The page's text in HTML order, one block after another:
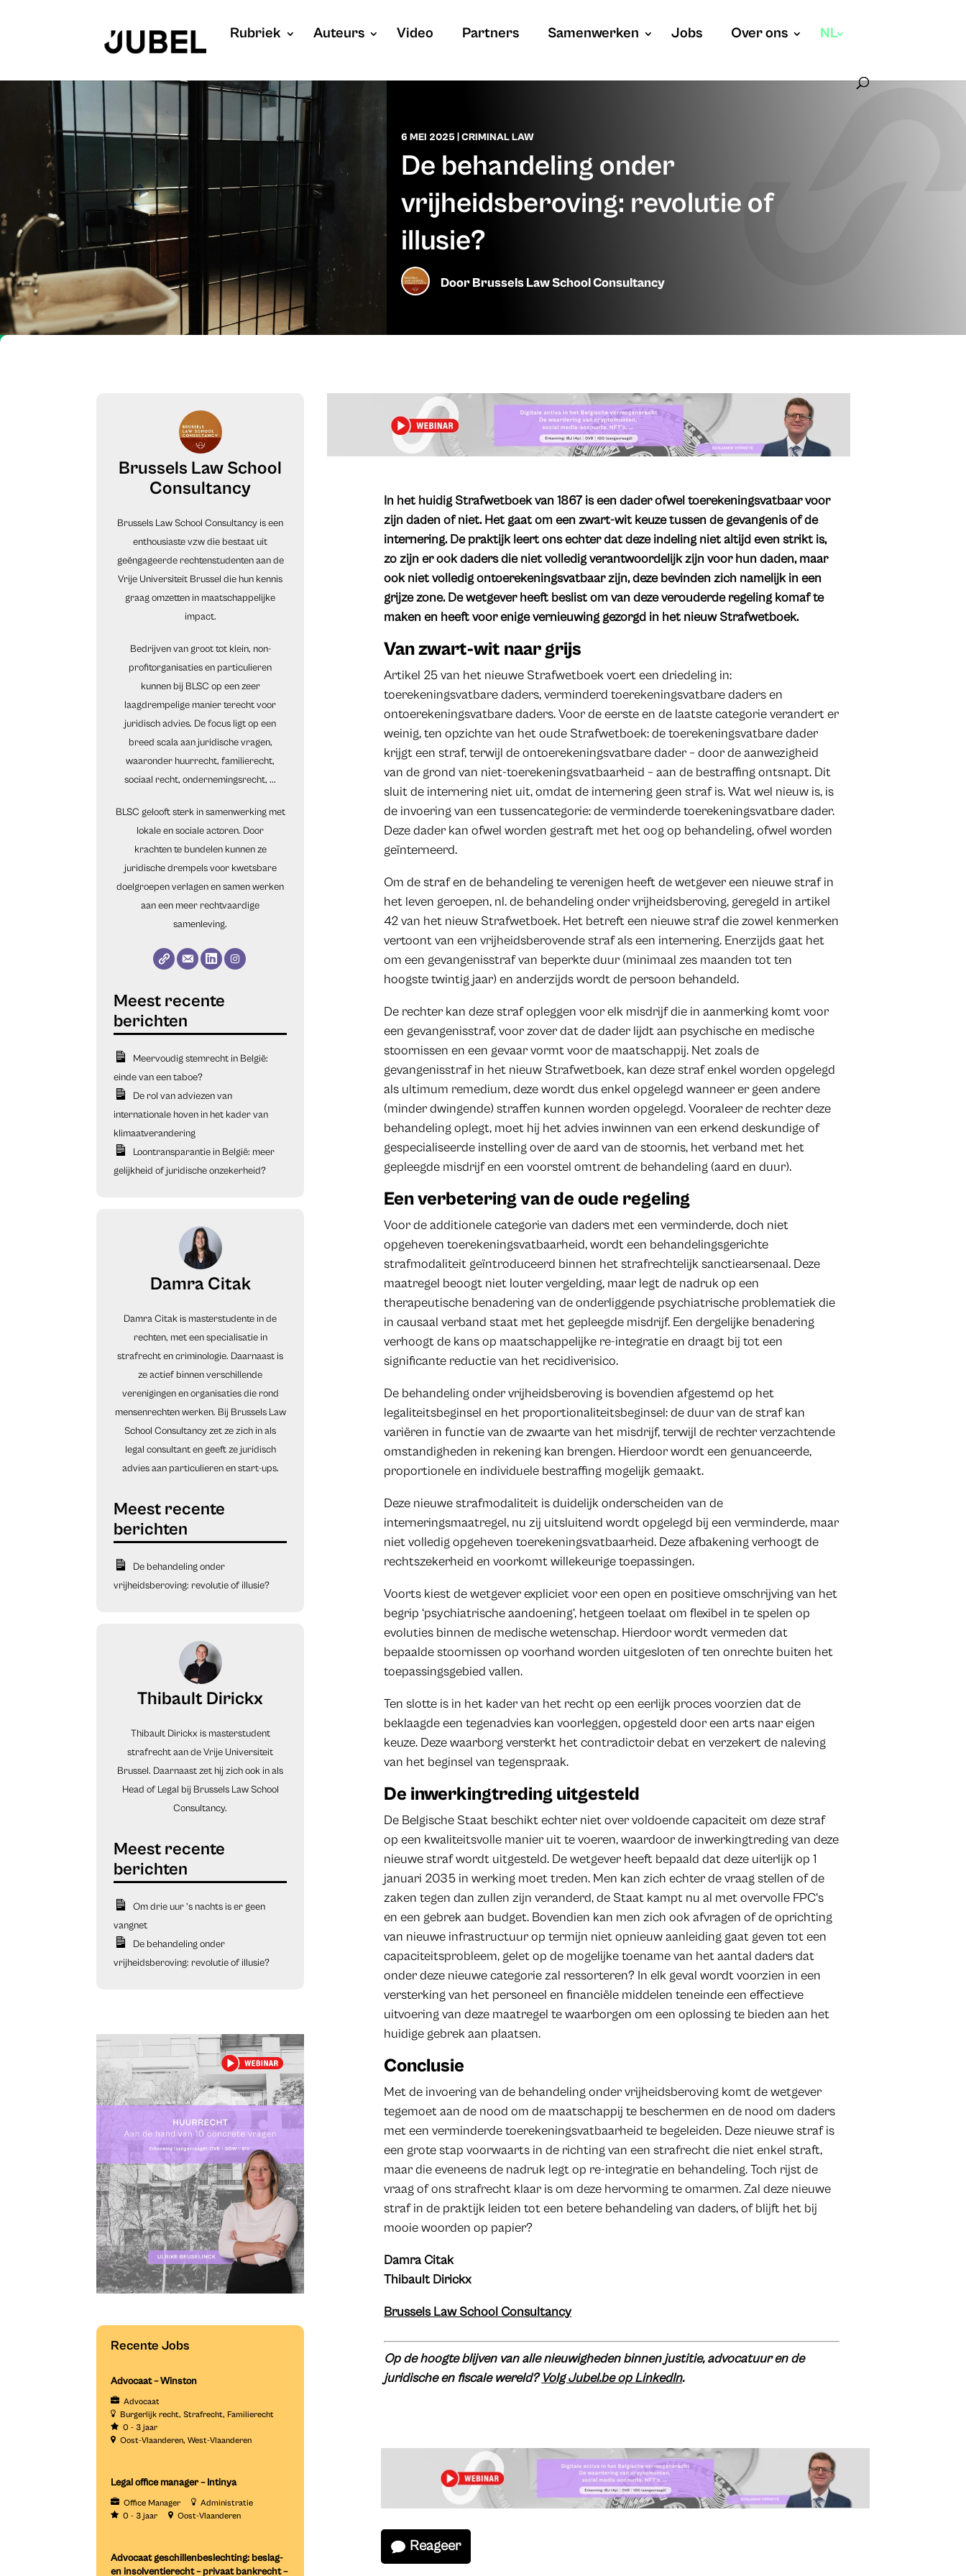
Rubriek Auteurs Video Partners Samenwerken Jobs Over ons NL
6 MEI 2025| CRIMINAL LAW
De behandeling onder
vrijheidsberoving: revolutie of
illusie?
DoorBrussels Law School Consultancy
Brussels Law School
Consultancy
Brussels Law School Consultancy is een
enthousiaste vzw die bestaat uit
geëngageerde rechtenstudenten aan de
Vrije Universiteit Brussel die hun kennis
graag omzetten in maatschappelijke
impact.
Bedrijven van groot tot klein, non-
profitorganisaties en particulieren
kunnen bij BLSC op een zeer
laagdrempelige manier terecht voor
juridisch advies. De focus ligt op een
breed scala aan juridische vragen,
waaronder huurrecht, familierecht,
sociaal recht, ondernemingsrecht, ...
BLSC gelooft sterk in samenwerking met
lokale en sociale actoren. Door
krachten te bundelen kunnen ze
juridische drempels voor kwetsbare
doelgroepen verlagen en samen werken
aan een meer rechtvaardige
samenleving.
Meervoudig stemrecht in België:
einde van een taboe?
De rol van adviezen van
internationale hoven in het kader van
klimaatverandering
Loontransparantie in België: meer
gelijkheid of juridische onzekerheid?
Damra Citak
Damra Citak is masterstudente in de
rechten, met een specialisatie in
strafrecht en criminologie. Daarnaast is
ze actief binnen verschillende
verenigingen en organisaties die rond
mensenrechten werken. Bij Brussels Law
School Consultancy zet ze zich in als
legal consultant en geeft ze juridisch
advies aan particulieren en start-ups.
De behandeling onder
vrijheidsberoving: revolutie of illusie?
Thibault Dirickx
Thibault Dirickx is masterstudent
strafrecht aan de Vrije Universiteit
Brussel. Daarnaast zet hij zich ook in als
Head of Legal bij Brussels Law School
Consultancy.
Om drie uur ’s nachts is er geen
vangnet
De behandeling onder
vrijheidsberoving: revolutie of illusie?
Recente Jobs
Advocaat – Winston
Advocaat
Burgerlijk recht Strafrecht Familierecht
0 - 3 jaar
Oost-Vlaanderen West-Vlaanderen
Legal office manager – Intinya
Office Manager
Administratie
0 - 3 jaar
Oost-Vlaanderen
Advocaat geschillenbeslechting: beslag-
en insolventierecht – privaat bankrecht –
In het huidig Strafwetboek van 1867 is een dader ofwel toerekeningsvatbaar voor
zijn daden of niet. Het gaat om een zwart-wit keuze tussen de gevangenis of de
internering. De praktijk leert ons echter dat deze indeling niet altijd even strikt is,
zo zijn er ook daders die niet volledig verantwoordelijk zijn voor hun daden, maar
ook niet volledig ontoerekeningsvatbaar zijn, deze bevinden zich namelijk in een
grijze zone. De wetgever heeft beslist om van deze verouderde regeling komaf te
maken en heeft voor enige vernieuwing gezorgd in het nieuw Strafwetboek.
Van zwart-wit naar grijs
Artikel 25 van het nieuwe Strafwetboek voert een driedeling in:
toerekeningsvatbare daders, verminderd toerekeningsvatbare daders en
ontoerekeningsvatbare daders. Voor de eerste en de laatste categorie verandert er
weinig, ten opzichte van het oude Strafwetboek: de toerekeningsvatbare dader
krijgt een straf, terwijl de ontoerekeningsvatbare dader – door de aanwezigheid
van de grond van niet-toerekeningsvatbaarheid – aan de bestraffing ontsnapt. Dit
sluit de internering niet uit, omdat de internering geen straf is. Wat wel nieuw is, is
de invoering van een tussencategorie: de verminderde toerekeningsvatbare dader.
Deze dader kan ofwel worden gestraft met het oog op behandeling, ofwel worden
geïnterneerd.
Om de straf en de behandeling te verenigen heeft de wetgever een nieuwe straf in
het leven geroepen, nl. de behandeling onder vrijheidsberoving, geregeld in artikel
42 van het nieuw Strafwetboek. Het betreft een nieuwe straf die zowel kenmerken
vertoont van een vrijheidsberovende straf als een internering. Enerzijds gaat het
om een gevangenisstraf van beperkte duur (minimaal zes maanden tot ten
hoogste twintig jaar) en anderzijds wordt de persoon behandeld.
De rechter kan deze straf opleggen voor elk misdrijf die in aanmerking komt voor
een gevangenisstraf, voor zover dat de dader lijdt aan psychische en medische
stoornissen en een gevaar vormt voor de maatschappij. Net zoals de
gevangenisstraf in het nieuw Strafwetboek, kan deze straf enkel worden opgelegd
als ultimum remedium, deze wordt dus enkel opgelegd wanneer er geen andere
(minder dwingende) straffen kunnen worden opgelegd. Vooraleer de rechter deze
behandeling oplegt, moet hij het advies inwinnen van een erkend deskundige of
gespecialiseerde instelling over de aard van de stoornis, het verband met het
gepleegde misdrijf en een voorstel omtrent de behandeling (aard en duur).
Een verbetering van de oude regeling
Voor de additionele categorie van daders met een verminderde, doch niet
opgeheven toerekeningsvatbaarheid, wordt een behandelingsgerichte
strafmodaliteit geïntroduceerd binnen het strafrechtelijk sanctiearsenaal. Deze
maatregel beoogt niet louter vergelding, maar legt de nadruk op een
therapeutische benadering van de onderliggende psychiatrische problematiek die
in causaal verband staat met het gepleegde misdrijf. Een dergelijke benadering
verhoogt de kans op maatschappelijke re-integratie en draagt bij tot een
significante reductie van het recidiverisico.
De behandeling onder vrijheidsberoving is bovendien afgestemd op het
legaliteitsbeginsel en het proportionaliteitsbeginsel: de duur van de straf kan
variëren in functie van de zwaarte van het misdrijf, terwijl de rechter verzachtende
omstandigheden in rekening kan brengen. Hierdoor wordt een genuanceerde,
proportionele en individuele bestraffing mogelijk gemaakt.
Deze nieuwe strafmodaliteit is duidelijk onderscheiden van de
interneringsmaatregel, nu zij uitsluitend wordt opgelegd bij een verminderde, maar
niet volledig opgeheven toerekeningsvatbaarheid. Deze afbakening verhoogt de
rechtszekerheid en voorkomt willekeurige toepassingen.
Voorts kiest de wetgever expliciet voor een open en positieve omschrijving van het
begrip ‘psychiatrische aandoening’, hetgeen toelaat om flexibel in te spelen op
evoluties binnen de medische wetenschap. Hierdoor wordt vermeden dat
bepaalde stoornissen op voorhand worden uitgesloten of ten onrechte buiten het
toepassingsgebied vallen.
Ten slotte is in het kader van het recht op een eerlijk proces voorzien dat de
beklaagde een tegenadvies kan voorleggen, opgesteld door een arts naar eigen
keuze. Deze waarborg versterkt het contradictoir debat en verzekert de naleving
van het beginsel van tegenspraak.
De inwerkingtreding uitgesteld
De Belgische Staat beschikt echter niet over voldoende capaciteit om deze straf
op een kwaliteitsvolle manier uit te voeren, waardoor de inwerkingtreding van deze
nieuwe straf wordt uitgesteld. De wetgever heeft bepaald dat deze uiterlijk op 1
januari 2035 in werking moet treden. Men kan zich echter de vraag stellen of de
zaken tegen dan zullen zijn veranderd, de Staat kampt nu al met overvolle FPC’s
en een gebrek aan budget. Bovendien kan men zich ook afvragen of de oprichting
van nieuwe infrastructuur op termijn niet opnieuw aanleiding gaat geven tot een
capaciteitsprobleem, gelet op de mogelijke toename van het aantal daders dat
onder deze nieuwe categorie zal ressorteren? In elk geval wordt voorzien in een
versterking van het personeel en financiële middelen teneinde een effectieve
uitvoering van deze maatregel te waarborgen om een oplossing te bieden aan het
huidige gebrek aan plaatsen.
Conclusie
Met de invoering van de behandeling onder vrijheidsberoving komt de wetgever
tegemoet aan de nood om de maatschappij te beschermen en de nood om daders
met een verminderde toerekeningsvatbaarheid te begeleiden. Deze nieuwe straf is
een grote stap voorwaarts in de richting van een strafrecht die niet enkel straft,
maar die eveneens de nadruk legt op re-integratie en behandeling. Toch rijst de
vraag of ons strafrecht klaar is om deze hervorming te omarmen. Zal deze nieuwe
straf in de praktijk leiden tot een betere behandeling van daders, of blijft het bij
mooie woorden op papier?
Damra Citak
Thibault Dirickx
Brussels Law School Consultancy
Op de hoogte blijven van alle nieuwigheden binnen justitie, advocatuur en de
juridische en fiscale wereld?Volg Jubel.be op LinkedIn.
Reageer